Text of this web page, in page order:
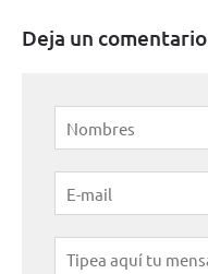
Deja un comentario